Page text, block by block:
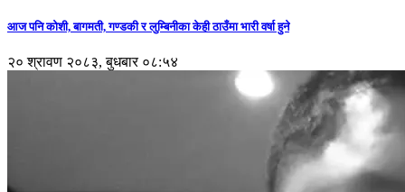
आज पनि कोशी, बागमती, गण्डकी र लुम्बिनीका केही ठाउँमा भारी वर्षा हुने
२० श्रावण २०८३, बुधबार ०८:५४